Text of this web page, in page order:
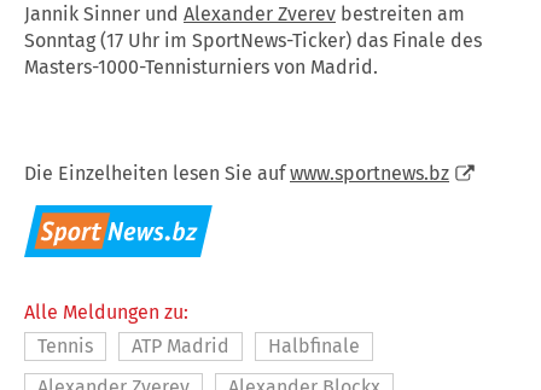
Jannik Sinner und Alexander Zverev bestreiten am
Sonntag (17 Uhr im SportNews-Ticker) das Finale des
Masters-1000-Tennisturniers von Madrid.
Die Einzelheiten lesen Sie aufwww.sportnews.bz
Alle Meldungen zu:
Tennis
ATP Madrid
Halbfinale